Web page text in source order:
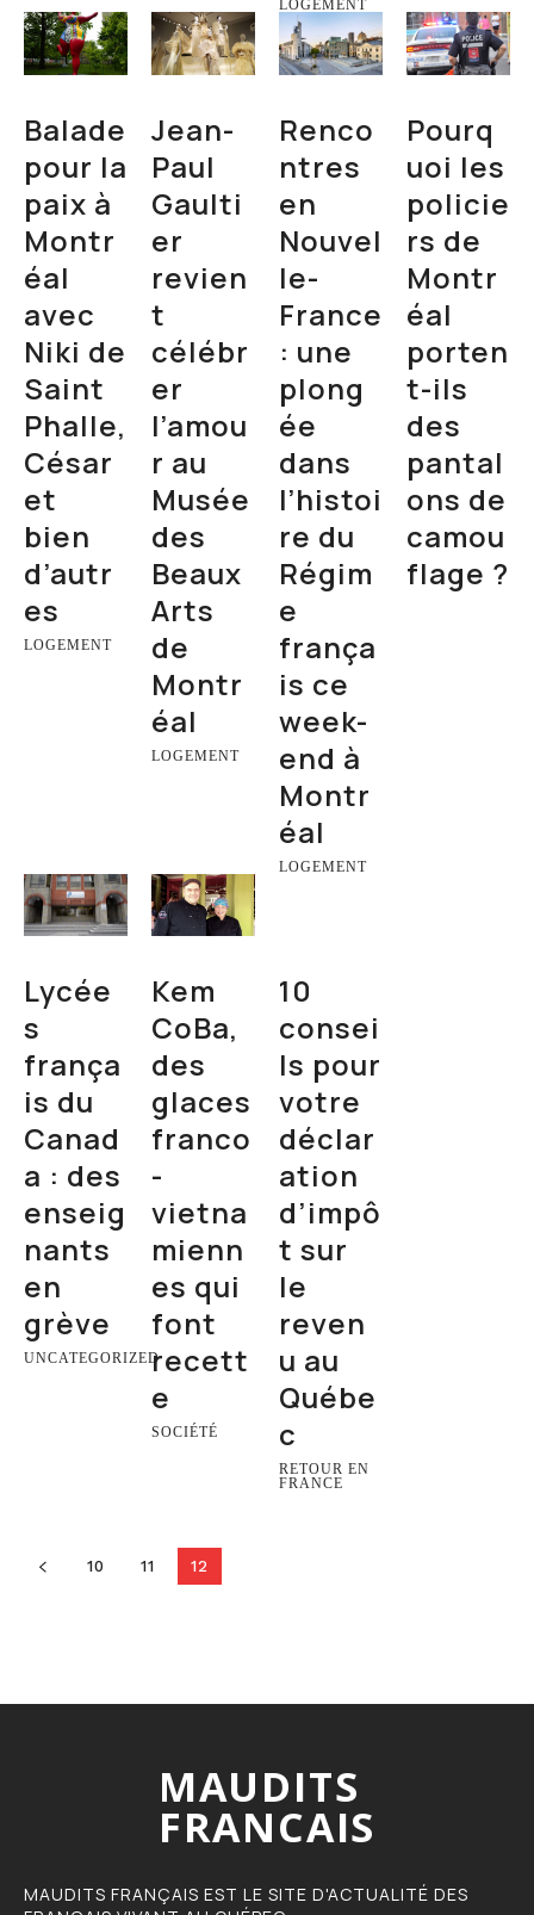
LOGEMENT
Balade
pour la
paix à
Montr
éal
avec
Niki de
Saint
Phalle,
César
et
bien
d’autr
es
LOGEMENT
Jean-
Paul
Gaulti
er
revien
t
célébr
er
l’amou
r au
Musée
des
Beaux
Arts
de
Montr
éal
LOGEMENT
Renco
ntres
en
Nouvel
le-
France
: une
plong
ée
dans
l’histoi
re du
Régim
e
frança
is ce
week-
end à
Montr
éal
LOGEMENT
Pourq
uoi les
policie
rs de
Montr
éal
porten
t-ils
des
pantal
ons de
camou
flage ?
Lycée
s
frança
is du
Canad
a : des
enseig
nants
en
grève
UNCATEGORIZED
Kem
CoBa,
des
glaces
franco
-
vietna
mienn
es qui
font
recett
e
SOCIÉTÉ
10
consei
ls pour
votre
déclar
ation
d’impô
t sur
le
reven
u au
Québe
c
RETOUR EN
FRANCE
10 11 12
MAUDITS
FRANCAIS
MAUDITS FRANÇAIS EST LE SITE D'ACTUALITÉ DES